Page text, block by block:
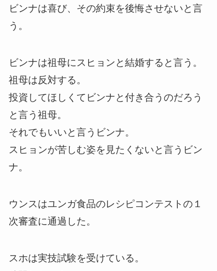
ビンナは喜び、その約束を後悔させないと言
う。
ビンナは祖母にスヒョンと結婚すると言う。
祖母は反対する。
投資してほしくてビンナと付き合うのだろう
と言う祖母。
それでもいいと言うビンナ。
スヒョンが苦しむ姿を見たくないと言うビン
ナ。
ウンスはユンガ食品のレシピコンテストの１
次審査に通過した。
スホは実技試験を受けている。